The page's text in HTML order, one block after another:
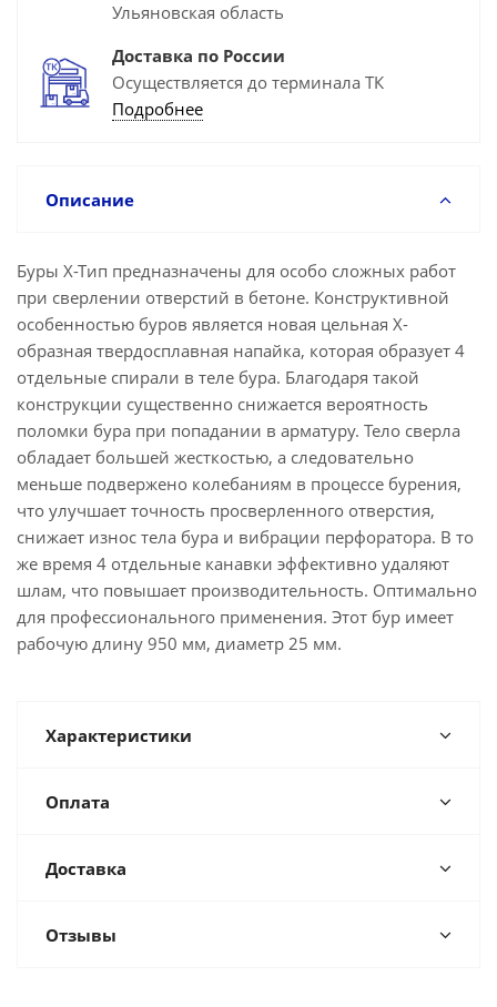
Ульяновская область
Доставка по России
Осуществляется до терминала ТК
Подробнее
Описание
Буры X-Tип предназначены для особо сложных работ
при сверлении отверстий в бетоне. Конструктивной
особенностью буров является новая цельная Х-
образная твердосплавная напайка, которая образует 4
отдельные спирали в теле бура. Благодаря такой
конструкции существенно снижается вероятность
поломки бура при попадании в арматуру. Тело сверла
обладает большей жесткостью, а следовательно
меньше подвержено колебаниям в процессе бурения,
что улучшает точность просверленного отверстия,
снижает износ тела бура и вибрации перфоратора. В то
же время 4 отдельные канавки эффективно удаляют
шлам, что повышает производительность. Оптимально
для профессионального применения. Этот бур имеет
рабочую длину 950 мм, диаметр 25 мм.
Характеристики
Оплата
Доставка
Отзывы